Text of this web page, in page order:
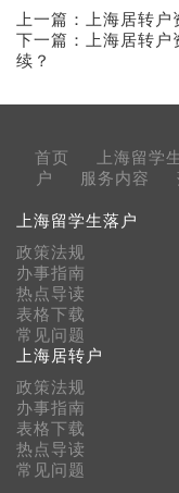
上一篇：
上海居转
下一篇：
上海居转
续？
首页 上海留学
户
服务内容
上海留学生落户
政策法规
办事指南
热点导读
表格下载
常见问题
上海居转户
政策法规
办事指南
表格下载
热点导读
常见问题